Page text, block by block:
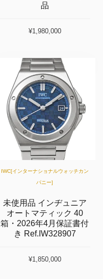
品
¥1,980,000
IWC[インターナショナルウォッチカン
パニー]
未使用品 インヂュニア
オートマティック 40
箱・2026年4月保証書付
き Ref.IW328907
¥1,850,000